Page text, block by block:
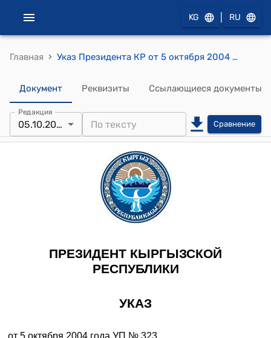
KG RU
Главная › Указ Президента КР от 5 октября 2004 года УП № 323 "О награждении Почетной грамотой Кыргызской Республики Вакаматсу Х."
Документ Реквизиты Ссылающиеся документы
Редакция
05.10.2004 Сравнение